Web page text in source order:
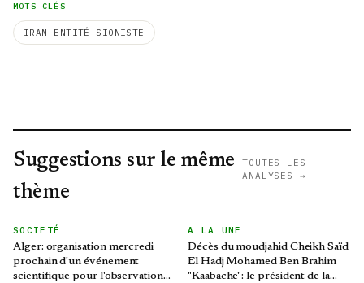
MOTS-CLÉS
IRAN-ENTITÉ SIONISTE
Suggestions sur le même
thème
TOUTES LES
ANALYSES →
SOCIETÉ
Alger: organisation mercredi
prochain d'un événement
scientifique pour l'observation
A LA UNE
Décès du moudjahid Cheikh Saïd
El Hadj Mohamed Ben Brahim
"Kaabache": le président de la